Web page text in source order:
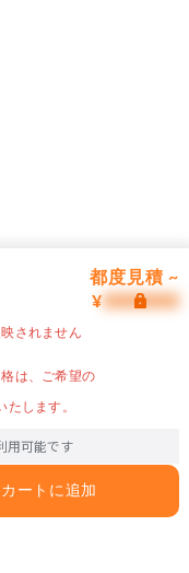
都度見積 ~
¥
されません
は、ご希望の
します。
用可能です
カートに追加